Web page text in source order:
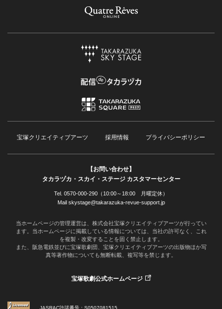
宝塚クリエイティブアーツ 採用情報 プライバシーポリシー
【お問い合わせ】
タカラヅカ・スカイ・ステージ カスタマーセンター
Tel. 0570-000-290（10:00～18:00 月曜定休）
Mail skystage@takarazuka-revue-support.jp
当ホームページの管理運営は、株式会社宝塚クリエイティブアーツが行ってい
ます。当ホームページに掲載している情報については、当社の許可なく、これ
を複製・改変することを固く禁止します。
また、阪急電鉄並びに宝塚歌劇団、宝塚クリエイティブアーツの出版物ほか写
真等著作物についても無断転載、複写等を禁じます。
宝塚歌劇公式ホームページ
JASRAC許諾番号：S0507081515